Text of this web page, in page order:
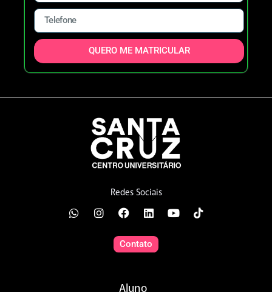
QUERO ME MATRICULAR
Redes Sociais
Contato
Aluno